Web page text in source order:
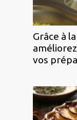
Grâce à
vos